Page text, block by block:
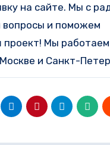
на сайте. Мы с
вопросы и поможем
проект! Мы
и Санкт-